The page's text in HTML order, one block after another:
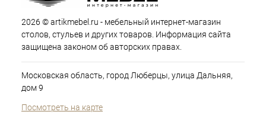
2026 © artikmebel.ru - мебельный интернет-магазин
столов, стульев и других товаров. Информация сайта
защищена законом об авторских правах.
Московская область, город Люберцы, улица Дальняя,
дом 9
Посмотреть на карте